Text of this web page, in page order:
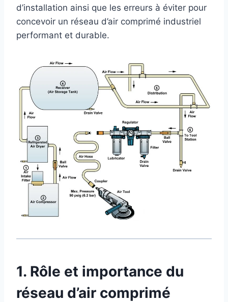
d’installation ainsi que les erreurs à éviter pour
concevoir un réseau d’air comprimé industriel
performant et durable.
1. Rôle et importance du
réseau d’air comprimé